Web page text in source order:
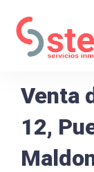
Venta
12,